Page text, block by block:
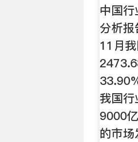
中国
分析
11月
我国
9000
的市